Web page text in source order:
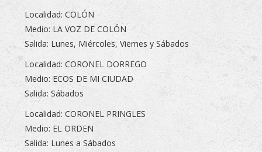
Localidad: COLÓN
Medio: LA VOZ DE COLÓN
Salida: Lunes, Miércoles, Viernes y Sábados
Localidad: CORONEL DORREGO
Medio: ECOS DE MI CIUDAD
Salida: Sábados
Localidad: CORONEL PRINGLES
Medio: EL ORDEN
Salida: Lunes a Sábados